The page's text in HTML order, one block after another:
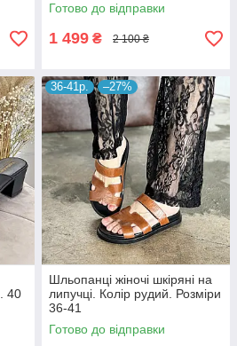
Готово до відправки
1 499 ₴ 2 100 ₴
40
36-41р. –27%
Шльопанці жіночі шкіряні на
липучці. Колір рудий. Розміри
36-41
Готово до відправки